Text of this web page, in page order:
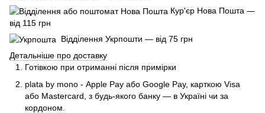
Кур'єр Нова Пошта —
від 115 грн
Відділення Укрпошти — від 75 грн
Детальніше про доставку
Готівкою при отриманні після примірки
plata by mono - Apple Pay або Google Pay, карткою Visa
або Mastercard, з будь-якого банку — в Україні чи за
кордоном.